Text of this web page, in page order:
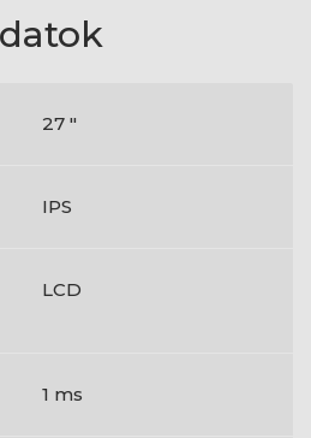
27 "
IPS
LCD
1 ms